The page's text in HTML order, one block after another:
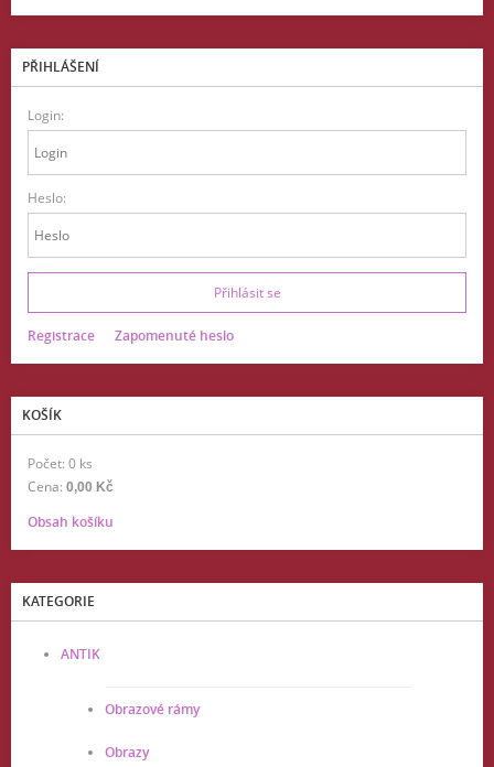
PŘIHLÁŠENÍ
Login:
Heslo:
Registrace Zapomenuté heslo
KOŠÍK
Počet: 0 ks
Cena: 0,00 Kč
Obsah košíku
KATEGORIE
ANTIK
Obrazové rámy
Obrazy